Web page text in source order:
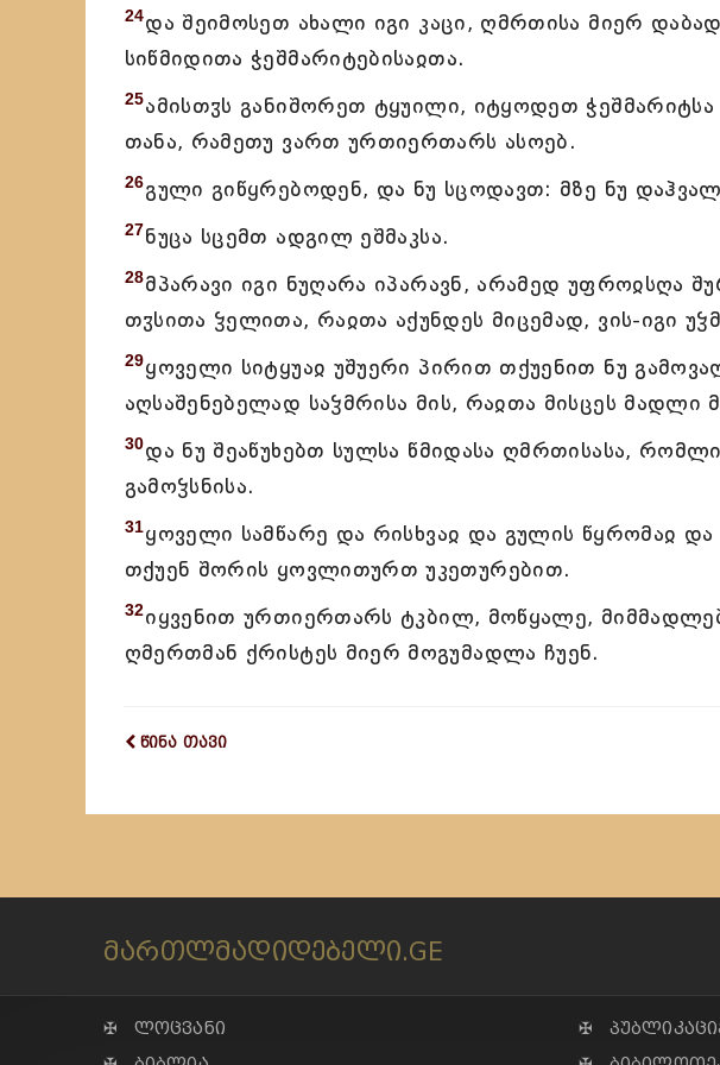
24და შეიმოსეთ ახალი იგი კაცი, ღმრთისა მიერ
სიწმიდითა ჭეშმარიტებისაჲთა.
25ამისთჳს განიშორეთ ტყუილი, იტყოდეთ ჭეშმარიტსა
თანა, რამეთუ ვართ ურთიერთარს ასოებ.
26გული გიწყრებოდენ, და ნუ სცოდავთ: მზე ნუ
27ნუცა სცემთ ადგილ ეშმაკსა.
28მპარავი იგი ნუღარა იპარავნ, არამედ უფროჲსღა
თჳსითა ჴელითა, რაჲთა აქუნდეს მიცემად, ვის-იგი
29ყოველი სიტყუაჲ უშუერი პირით თქუენით ნუ
აღსაშენებელად საჴმრისა მის, რაჲთა მისცეს მადლი
30და ნუ შეაწუხებთ სულსა წმიდასა ღმრთისასა,
გამოჴსნისა.
31ყოველი სამწარე და რისხვაჲ და გულის წყრომაჲ
თქუენ შორის ყოვლითურთ უკეთურებით.
32იყვენით ურთიერთარს ტკბილ, მოწყალე,
ღმერთმან ქრისტეს მიერ მოგუმადლა ჩუენ.
წინა თავი
მართლმადიდებელი.GE
✠ ლოცვანი
✠